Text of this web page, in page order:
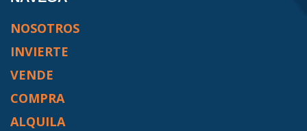
NOSOTROS
INVIERTE
VENDE
COMPRA
ALQUILA